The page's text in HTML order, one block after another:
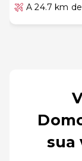
A 24.7 km
sua